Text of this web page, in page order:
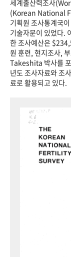
세계출산력조사
(Korean National
기획원 조사통계국
기술자문이 있었다.
한 조사예산은
원 훈련, 현지조사,
Takeshita 박사를
년도 조사자료와 조
료로 활용되고 있다.